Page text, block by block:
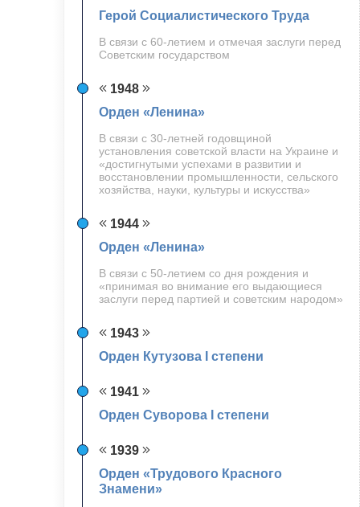
Герой Социалистического Труда
В связи с 60-летием и отмечая заслуги перед
Советским государством
1948
Орден «Ленина»
В связи с 30-летней годовщиной
установления советской власти на Украине и
«достигнутыми успехами в развитии и
восстановлении промышленности, сельского
хозяйства, науки, культуры и искусства»
1944
Орден «Ленина»
В связи с 50-летием со дня рождения и
«принимая во внимание его выдающиеся
заслуги перед партией и советским народом»
1943
Орден Кутузова I степени
1941
Орден Суворова I степени
1939
Орден «Трудового Красного
Знамени»